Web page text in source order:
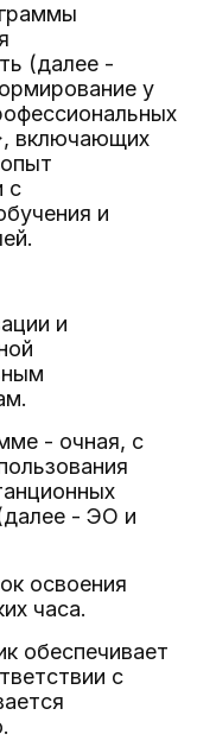
(далее -
у
включающих
с
и
и
- очная, с
- ЭО и
освоения
часа.
обеспечивает
с